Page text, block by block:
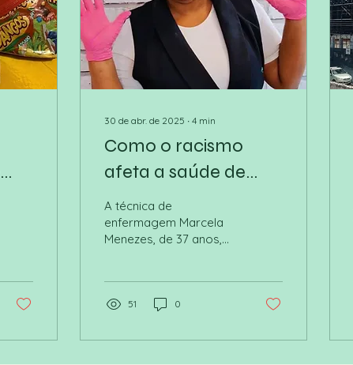
30 de abr. de 2025 ∙ 4 min
Como o racismo
afeta a saúde de
pessoas negras
A técnica de
enfermagem Marcela
Menezes, de 37 anos,
natal, ela tinha muitas
sentia necessidade de
51 0